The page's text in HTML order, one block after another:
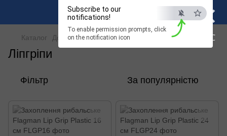
×
ESC
Subscribe to our
notifications!
To enable permission prompts, click
on the notification icon
Каталог Допоміжна снасть Інструменти Ліпгріпи
Ліпгріпи
Фільтр За популярністю